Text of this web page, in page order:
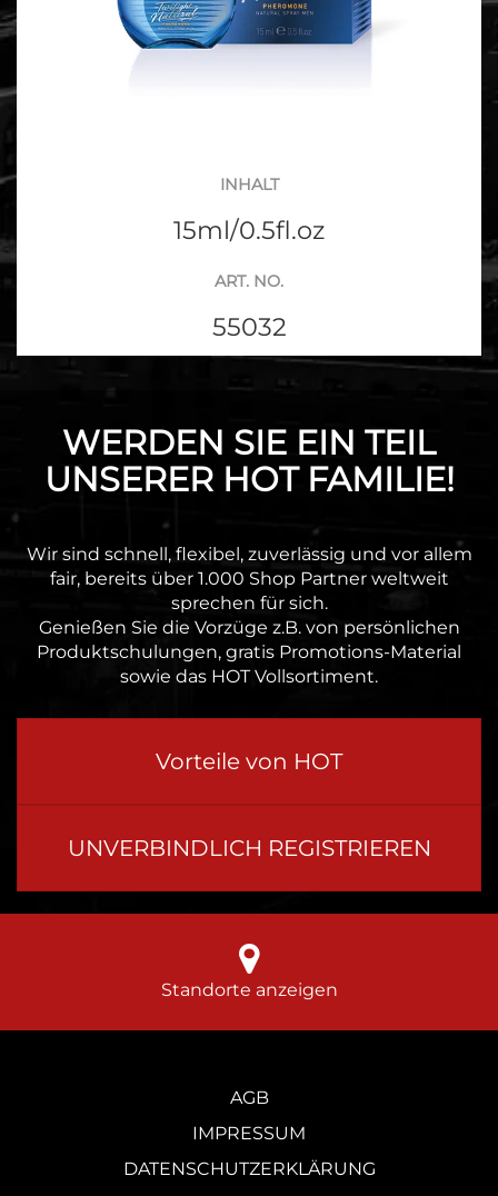
INHALT
15ml/0.5fl.oz
ART. NO.
55032
WERDEN SIE EIN TEIL
UNSERER HOT FAMILIE!
Wir sind schnell, flexibel, zuverlässig und vor allem
fair, bereits über 1.000 Shop Partner weltweit
sprechen für sich.
Genießen Sie die Vorzüge z.B. von persönlichen
Produktschulungen, gratis Promotions-Material
sowie das HOT Vollsortiment.
Vorteile von HOT
UNVERBINDLICH REGISTRIEREN
Standorte anzeigen
AGB
IMPRESSUM
DATENSCHUTZERKLÄRUNG